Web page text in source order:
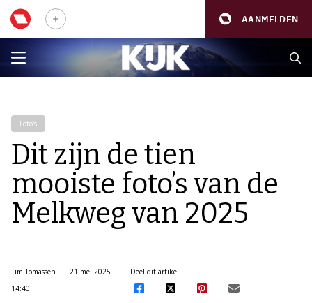
AANMELDEN
Foto's
Dit zijn de tien
mooiste foto’s van de
Melkweg van 2025
Tim Tomassen
21 mei 2025
14:40
Deel dit artikel: